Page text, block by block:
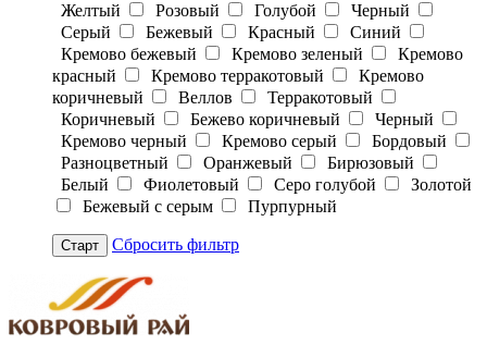
Желтый
Розовый Голубой
Черный
Серый
Бежевый Красный
Синий
Кремово бежевый
Кремово зеленый
Кремово
красный
Кремово терракотовый
Кремово
коричневый
Веллов
Терракотовый
Коричневый
Бежево коричневый
Черный
Кремово черный
Кремово серый
Бордовый
Разноцветный
Оранжевый
Бирюзовый
Белый
Фиолетовый Серо голубой
Золотой
Бежевый с серым
Пурпурный
Старт Сбросить фильтр